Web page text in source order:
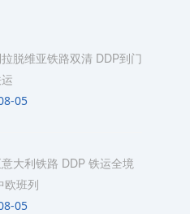
脱维亚铁路双清 DDP到门
05
大利铁路 DDP 铁运全境
欧班列
05